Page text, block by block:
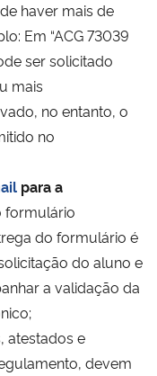
haver mais de
Em “ACG 73039
ser solicitado
mais
no entanto, o
no
para a
formulário
do formulário é
do aluno e
a validação da
atestados e
devem